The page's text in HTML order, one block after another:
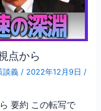
点から
談義 / 2022年12月9日 /
要約 この転写で